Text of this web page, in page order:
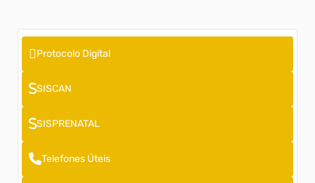
Protocolo Digital
SISCAN
SISPRENATAL
Telefones Úteis